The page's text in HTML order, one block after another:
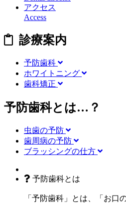
アクセス
Access
診療案内
予防歯科
ホワイトニング
歯科矯正
予防歯科とは…？
虫歯の予防
歯周病の予防
ブラッシングの仕方
予防歯科とは
「予防歯科」とは、
「お口